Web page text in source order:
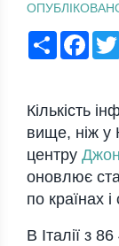
Поширити
Кількість
вище, ніж у
центру
оновлює
по країнах і
В Італії з